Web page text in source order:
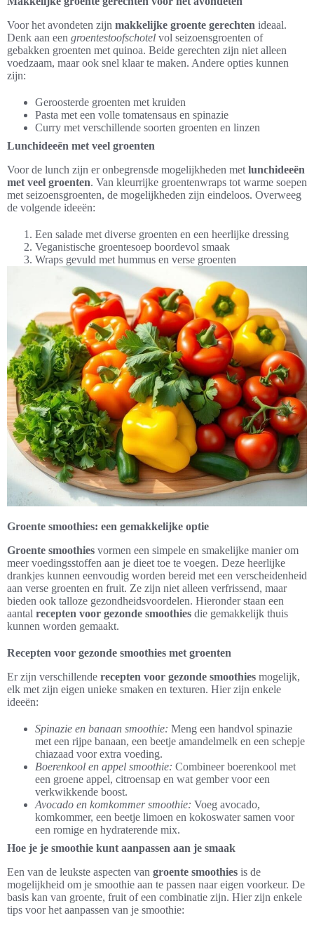
Voor het avondeten zijn makkelijke groente gerechten ideaal.
Denk aan een groentestoofschotel vol seizoensgroenten of
gebakken groenten met quinoa. Beide gerechten zijn niet alleen
voedzaam, maar ook snel klaar te maken. Andere opties kunnen
zijn:
Geroosterde groenten met kruiden
Pasta met een volle tomatensaus en spinazie
Curry met verschillende soorten groenten en linzen
Lunchideeën met veel groenten
Voor de lunch zijn er onbegrensde mogelijkheden met lunchideeën
met veel groenten. Van kleurrijke groentenwraps tot warme soepen
met seizoensgroenten, de mogelijkheden zijn eindeloos. Overweeg
de volgende ideeën:
Een salade met diverse groenten en een heerlijke dressing
Veganistische groentesoep boordevol smaak
Wraps gevuld met hummus en verse groenten
Groente smoothies: een gemakkelijke optie
Groente smoothies vormen een simpele en smakelijke manier om
meer voedingsstoffen aan je dieet toe te voegen. Deze heerlijke
drankjes kunnen eenvoudig worden bereid met een verscheidenheid
aan verse groenten en fruit. Ze zijn niet alleen verfrissend, maar
bieden ook talloze gezondheidsvoordelen. Hieronder staan een
aantal recepten voor gezonde smoothies die gemakkelijk thuis
kunnen worden gemaakt.
Recepten voor gezonde smoothies met groenten
Er zijn verschillende recepten voor gezonde smoothies mogelijk,
elk met zijn eigen unieke smaken en texturen. Hier zijn enkele
ideeën:
Spinazie en banaan smoothie: Meng een handvol spinazie
met een rijpe banaan, een beetje amandelmelk en een schepje
chiazaad voor extra voeding.
Boerenkool en appel smoothie: Combineer boerenkool met
een groene appel, citroensap en wat gember voor een
verkwikkende boost.
Avocado en komkommer smoothie: Voeg avocado,
komkommer, een beetje limoen en kokoswater samen voor
een romige en hydraterende mix.
Hoe je je smoothie kunt aanpassen aan je smaak
Een van de leukste aspecten van groente smoothies is de
mogelijkheid om je smoothie aan te passen naar eigen voorkeur. De
basis kan van groente, fruit of een combinatie zijn. Hier zijn enkele
tips voor het aanpassen van je smoothie: